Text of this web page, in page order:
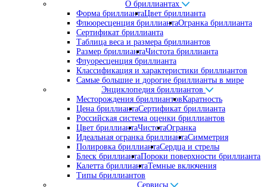
О бриллиантах
Форма бриллиантаЦвет бриллианта
Флюоресценция бриллиантаОгранка бриллианта
Сертификат бриллианта
Таблица веса и размера бриллиантов
Размер бриллиантаЧистота бриллианта
Флуоресценция бриллианта
Классификация и характеристики бриллиантов
Самые большие и дорогие бриллианты в мире
Энциклопедия бриллиантов
Месторождения бриллиантовКаратность
Цена бриллиантаСертификат бриллианта
Российская система оценки бриллиантов
Цвет бриллиантаЧистотаОгранка
Идеальная огранка бриллиантаСимметрия
Полировка бриллиантаСердца и стрелы
Блеск бриллиантаПороки поверхности бриллианта
Калетта бриллиантаТемные включения
Типы бриллиантов
Сервисы